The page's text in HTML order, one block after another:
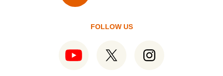
FOLLOW US